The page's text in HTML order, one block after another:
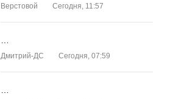
Верстовой Сегодня, 11:57
Дмитрий-ДС Сегодня, 07:59